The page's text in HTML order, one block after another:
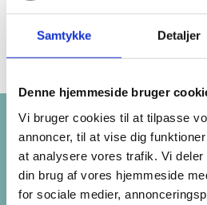
Samtykke Detaljer
Denne hjemmeside bruger
Vi bruger cookies til at tilpasse
annoncer, til at vise dig
at analysere vores trafik. Vi
din brug af vores hjemmeside
for sociale medier,
Seneste